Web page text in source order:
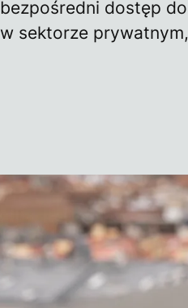
bezpośredni dostęp
w sektorze